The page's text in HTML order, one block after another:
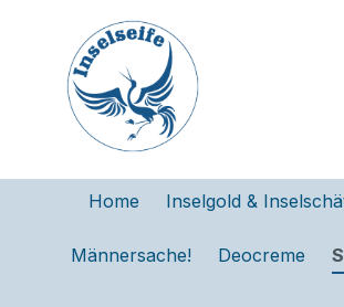
Zur Hauptnavigation springen
Home Inselgold &
Männersache! Deocreme